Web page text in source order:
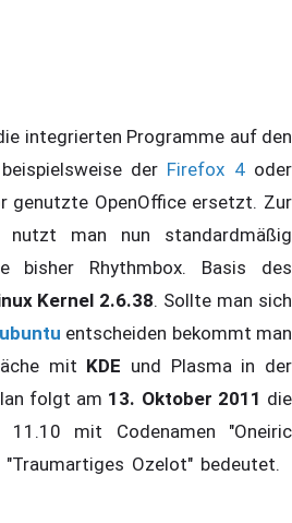
integrierten Programme auf den
der Firefox 4oder
genutzte OpenOffice ersetzt. Zur
nutzt man nun standardmäßig
bisher Rhythmbox. Basis des
Kernel 2.6.38. Sollte man sich
entscheiden bekommt man
mit KDE und Plasma in der
folgt am 13. Oktober 2011 die
11.10 mit Codenamen "Oneiric
Ozelot" bedeutet.